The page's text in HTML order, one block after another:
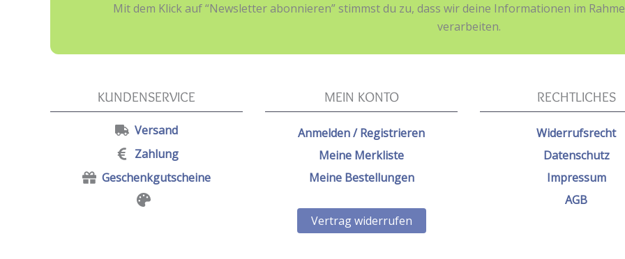
Mit dem Klick auf “Newsletter abonnieren” stimmst du zu, dass wir deine Informationen im
verarbeiten.
KUNDENSERVICE
Versand
Zahlung
Geschenkgutscheine
MEIN KONTO
Anmelden / Registrieren
Meine Merkliste
Meine Bestellungen
Vertrag widerrufen
RECHTLICHES
Widerrufsrecht
Datenschutz
Impressum
AGB